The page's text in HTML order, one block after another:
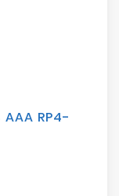
AAA RP4-